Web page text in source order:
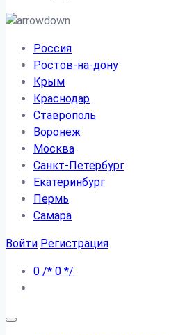
Россия
Ростов-на-дону
Крым
Краснодар
Ставрополь
Воронеж
Москва
Санкт-Петербург
Екатеринбург
Пермь
Самара
Войти Регистрация
0 /* 0 */